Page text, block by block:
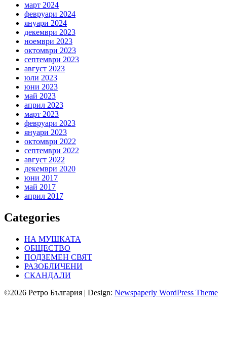
март 2024
февруари 2024
януари 2024
декември 2023
ноември 2023
октомври 2023
септември 2023
август 2023
юли 2023
юни 2023
май 2023
април 2023
март 2023
февруари 2023
януари 2023
октомври 2022
септември 2022
август 2022
декември 2020
юни 2017
май 2017
април 2017
Categories
НА МУШКАТА
ОБЩЕСТВО
ПОДЗЕМЕН СВЯТ
РАЗОБЛИЧЕНИ
СКАНДАЛИ
©2026 Ретро България | Design: Newspaperly WordPress Theme